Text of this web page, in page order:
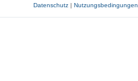
Datenschutz| Nutzungsbedingungen